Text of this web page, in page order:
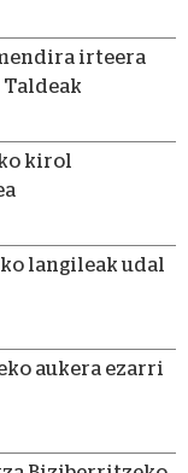
irteera
kirol
langileak udal
aukera ezarri